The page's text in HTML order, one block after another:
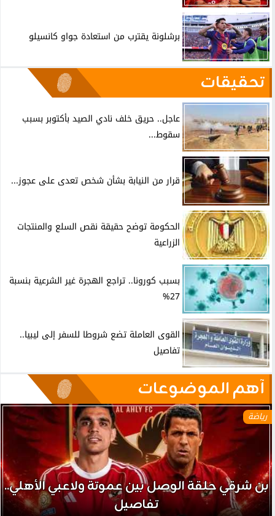
برشلونة يقترب من استعادة جواو كانسيلو
تحقيقات
عاجل.. حريق خلف نادي الصيد بأكتوبر بسبب
سقوط...
قرار من النيابة بشأن شخص تعدى على عجوز...
الحكومة توضح حقيقة نقص السلع والمنتجات
الزراعية
بسبب كورونا.. تراجع الهجرة غير الشرعية بنسبة
27%
القوى العاملة تضع شروطا للسفر إلى ليبيا..
تفاصيل
آهم الموضوعات
رياضة
بن شرقي حلقة الوصل بين عموتة ولاعبي الأهلي..
تفاصيل